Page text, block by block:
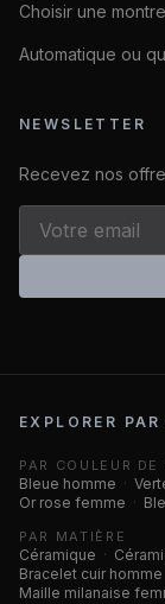
Choisir une
Automatique ou
NEWSLETTER
Recevez nos
EXPLORER
PAR COULEUR DE
Bleue homme ·
Or rose femme ·
PAR MATIÈRE
Céramique ·
Bracelet cuir homme
Maille milanaise